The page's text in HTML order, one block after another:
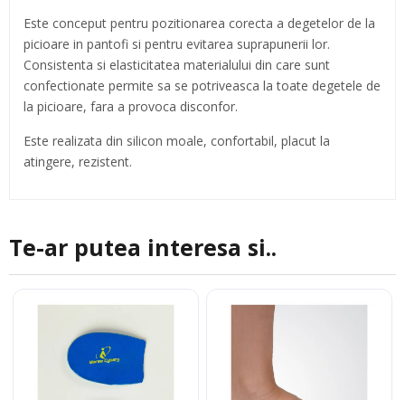
Este conceput pentru pozitionarea corecta a degetelor de la
picioare in pantofi si pentru evitarea suprapunerii lor.
Consistenta si elasticitatea materialului din care sunt
confectionate permite sa se potriveasca la toate degetele de
la picioare, fara a provoca disconfor.
Este realizata din silicon moale, confortabil, placut la
atingere, rezistent.
Te-ar putea interesa si..